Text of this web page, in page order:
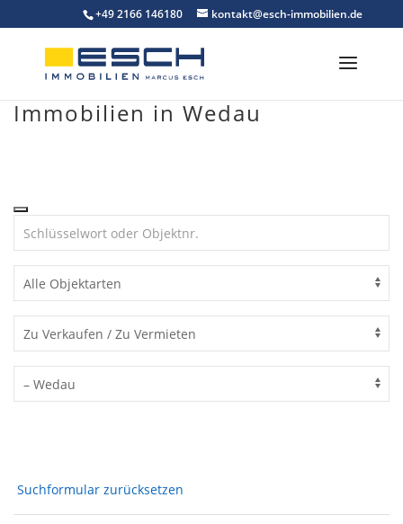
to
content
+49 2166 146180 kontakt@esch-immobilien.de
Immobilien in Wedau
Suchformular zurücksetzen